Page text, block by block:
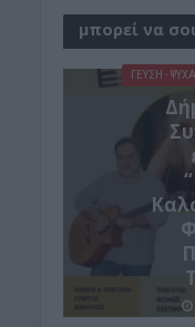
μπορεί να
ΓΕΎΣΗ -